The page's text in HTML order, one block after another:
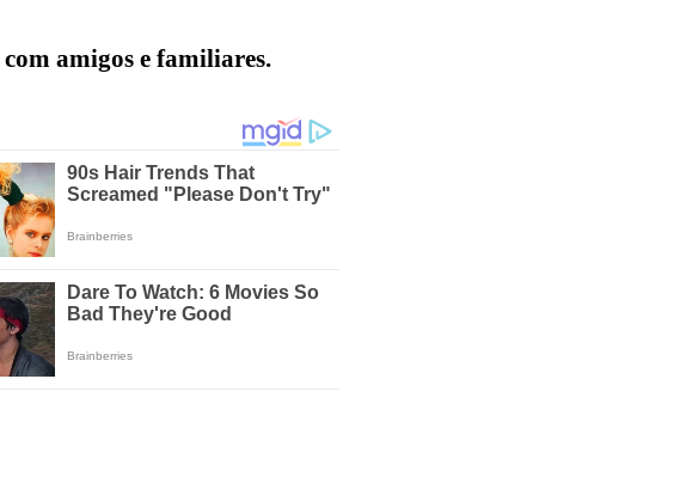
amigos e familiares.